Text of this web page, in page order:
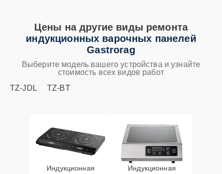
Цены на другие виды ремонта
индукционных варочных панелей
Gastrorag
Выберите модель вашего устройства и узнайте
стоимость всех видов работ
TZ-JDL
TZ-BT
Индукционная
Индукционная